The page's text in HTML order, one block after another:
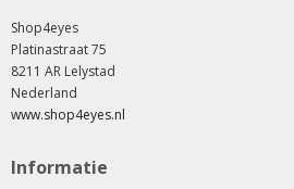
Shop4eyes
Platinastraat 75
8211 AR Lelystad
Nederland
www.shop4eyes.nl
Informatie